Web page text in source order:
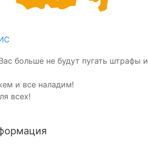
больше не будут пугать штрафы и
и все наладим!
всех!